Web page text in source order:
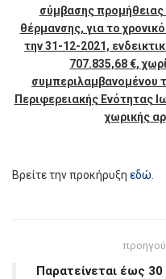
σύμβασης προμήθειας
θέρμανσης, για το
την 31-12-2021,
707.835,68 €,
συμπεριλαμβανομένου
Περιφερειακής Ενότητας
χωρικής
Βρείτε την προκήρυξη εδώ
Παρατείνεται έως